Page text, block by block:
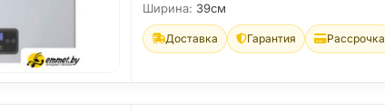
Ширина: 39см
Доставка Гарантия Рассрочка